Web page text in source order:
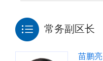
常务副区长
苗鹏亮